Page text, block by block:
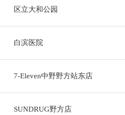
区立大和公园
白滨医院
7-Eleven中野野方站东店
SUNDRUG野方店